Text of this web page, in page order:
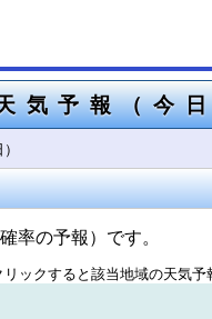
気予報（今
率の予報）です。
ックすると該当地域の天気予